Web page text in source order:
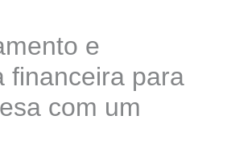
e
financeira para
com um